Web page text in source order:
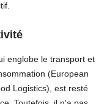
englobe le transport et
(European
Logistics), est resté